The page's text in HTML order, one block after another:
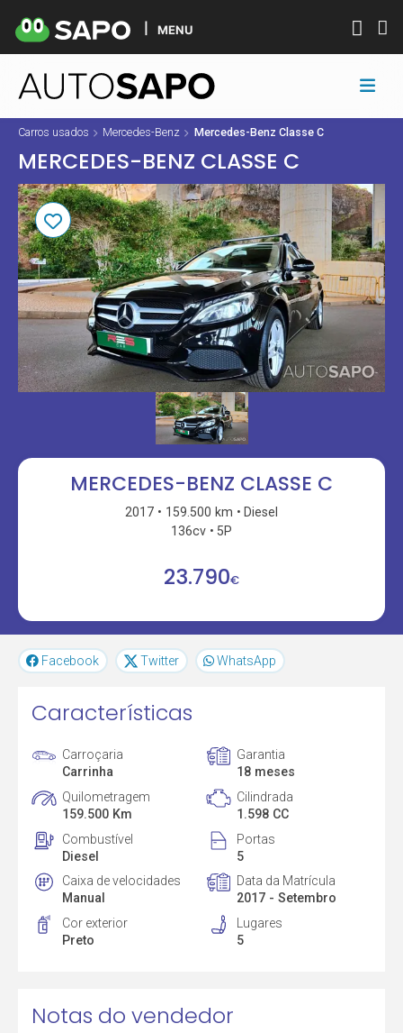
MENU
Carros usados Mercedes-Benz Mercedes-Benz Classe C
MERCEDES-BENZ CLASSE C
MERCEDES-BENZ CLASSE C
2017 159.500 km
Diesel
136cv
5P
23.790€
Facebook Twitter WhatsApp
Características
Carroçaria
Carrinha
Garantia
18 meses
Quilometragem
159.500 Km
Cilindrada
1.598 CC
Combustível
Diesel
Portas
5
Caixa de velocidades
Manual
Data da Matrícula
2017 - Setembro
Cor exterior
Preto
Lugares
5
Notas do vendedor